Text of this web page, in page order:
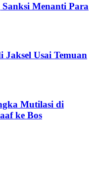
Menanti Para
Jaksel Usai Temuan
Mutilasi di
ke Bos